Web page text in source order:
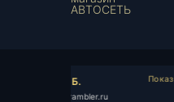
Антон Б.
an***@rambler.ru